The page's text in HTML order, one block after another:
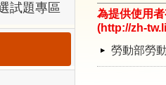
試題專區
為提供使用
(http://zh-
勞動部勞